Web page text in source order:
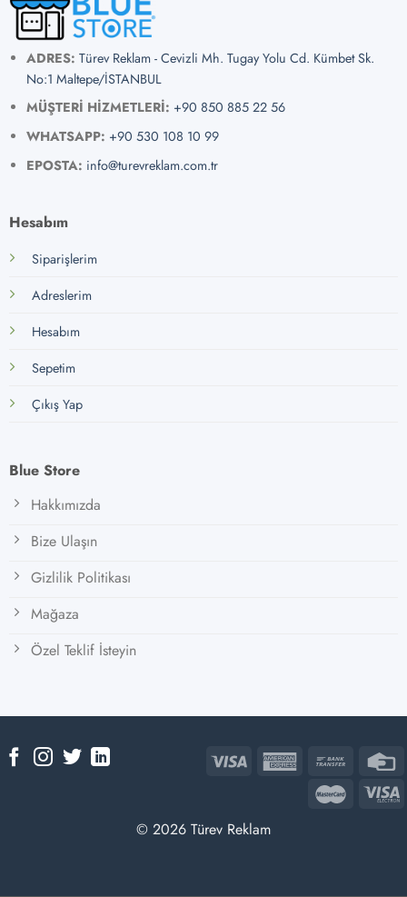
ADRES: Türev Reklam - Cevizli Mh. Tugay Yolu Cd. Kümbet Sk.
No:1 Maltepe/İSTANBUL
MÜŞTERİ HİZMETLERİ: +90 850 885 22 56
WHATSAPP: +90 530 108 10 99
EPOSTA: info@turevreklam.com.tr
Hesabım
Siparişlerim
Adreslerim
Hesabım
Sepetim
Çıkış Yap
Blue Store
Hakkımızda
Bize Ulaşın
Gizlilik Politikası
Mağaza
Özel Teklif İsteyin
© 2026 Türev Reklam